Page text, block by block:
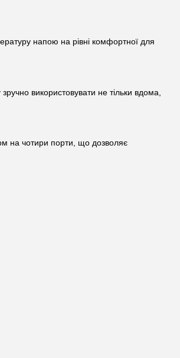
напою на рівні комфортної для
використовувати не тільки вдома,
на чотири порти, що дозволяє